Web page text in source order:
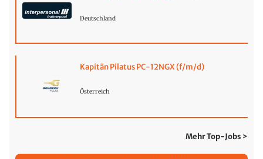
Deutschland
Kapitän Pilatus PC-12NGX (f/m/d)
Österreich
Mehr Top-Jobs >